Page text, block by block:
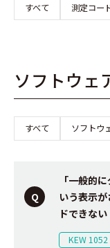
すべて 測定コー
ソフトウェ
すべて ソフトウ
「一般的
いう表示
ドできない
KEW 1052